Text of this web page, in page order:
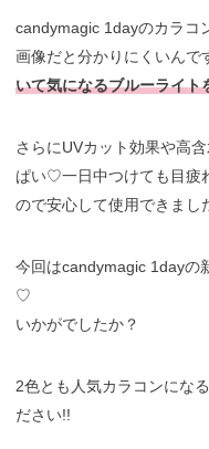
candymagic 1dayのカラコ
画像だと分かりにくいんで
いて気になるブルーライト
さらにUVカット効果や高
ぱい♡一日中つけても目疲
ので安心して使用できまし
今回はcandymagic 1dayの
♡
いかがでしたか？
2色とも人気カラコンにな
ださい!!